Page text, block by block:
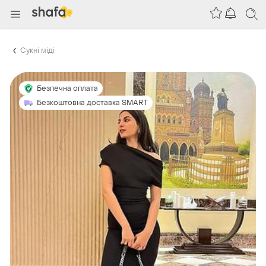
Сукні міді
Безпечна оплата
Безкоштовна доставка SMART